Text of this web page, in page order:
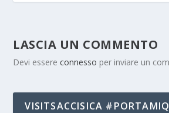
LASCIA UN COMMENTO
Devi essereconnesso per inviare un
VISITSACCISICA